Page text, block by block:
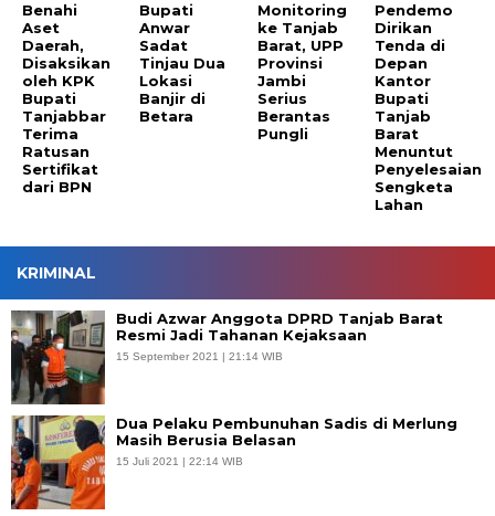
Benahi
Aset
Daerah,
Disaksikan
oleh KPK
Bupati
Tanjabbar
Terima
Ratusan
Sertifikat
dari BPN
Bupati
Anwar
Sadat
Tinjau Dua
Lokasi
Banjir di
Betara
Monitoring
ke Tanjab
Barat, UPP
Provinsi
Jambi
Serius
Berantas
Pungli
Pendemo
Dirikan
Tenda di
Depan
Kantor
Bupati
Tanjab
Barat
Menuntut
Penyelesaian
Sengketa
Lahan
KRIMINAL
Budi Azwar Anggota DPRD Tanjab Barat
Resmi Jadi Tahanan Kejaksaan
15 September 2021 | 21:14 WIB
Dua Pelaku Pembunuhan Sadis di Merlung
Masih Berusia Belasan
15 Juli 2021 | 22:14 WIB